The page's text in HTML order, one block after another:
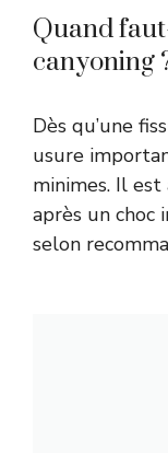
Quand
canyoning
Dès qu’une
usure
minimes. Il
après un choc
selon